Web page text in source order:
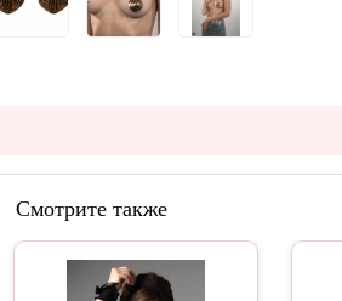
Смотрите также